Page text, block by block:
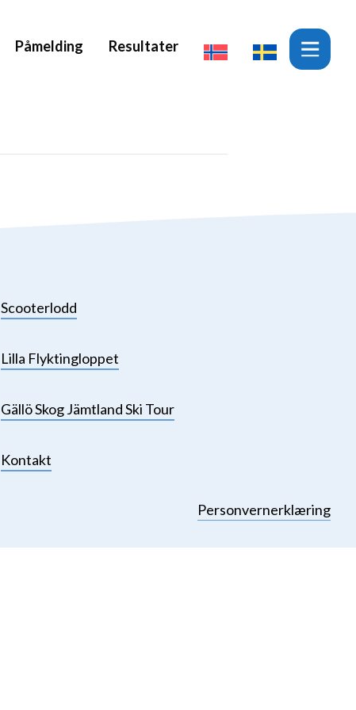
Påmelding Resultater
Scooterlodd
Lilla Flyktingloppet
Gällö Skog Jämtland Ski Tour
Kontakt
Personvernerklæring